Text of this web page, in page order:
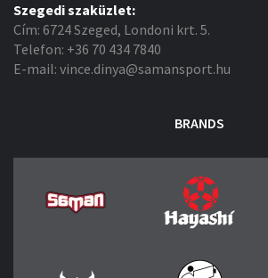
Szegedi szaküzlet:
Cím: 6724 Szeged, Londoni krt. 5.
Telefon: +36 70 434 7840
E-mail: vince.dinya@samansport.hu
BRANDS